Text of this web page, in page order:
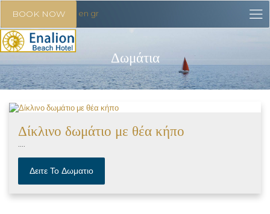
BOOK NOW en gr
Δωμάτια
Δίκλινο δωμάτιο με θέα κήπο
Δειτε Το Δωματιο